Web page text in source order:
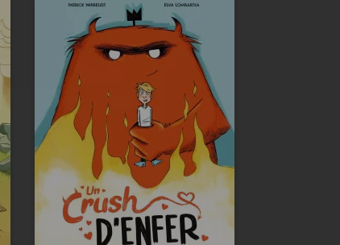
Un crush d'enfer
Date de parution :
28/01/2026
Des petits diables truculents
comme entremetteurs
amoureux...
En voir +